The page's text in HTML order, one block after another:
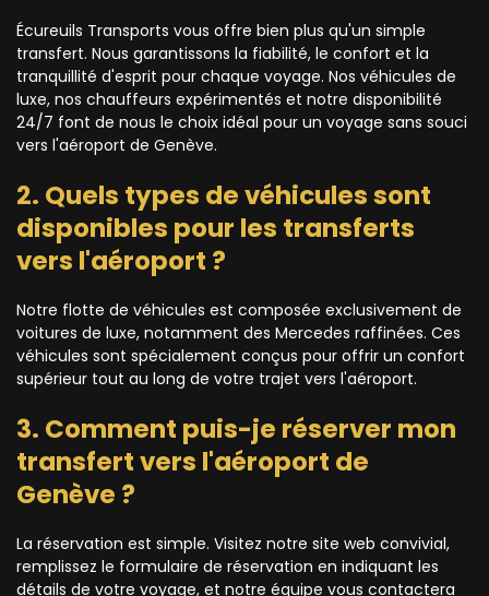
Écureuils Transports vous offre bien plus qu'un simple
transfert. Nous garantissons la fiabilité, le confort et la
tranquillité d'esprit pour chaque voyage. Nos véhicules de
luxe, nos chauffeurs expérimentés et notre disponibilité
24/7 font de nous le choix idéal pour un voyage sans souci
vers l'aéroport de Genève.
2. Quels types de véhicules sont
disponibles pour les transferts
vers l'aéroport ?
Notre flotte de véhicules est composée exclusivement de
voitures de luxe, notamment des Mercedes raffinées. Ces
véhicules sont spécialement conçus pour offrir un confort
supérieur tout au long de votre trajet vers l'aéroport.
3. Comment puis-je réserver mon
transfert vers l'aéroport de
Genève ?
La réservation est simple. Visitez notre site web convivial,
remplissez le formulaire de réservation en indiquant les
détails de votre voyage, et notre équipe vous contactera